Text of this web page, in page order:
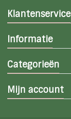
Klantenservice
Informatie
Categorieën
Mijn account